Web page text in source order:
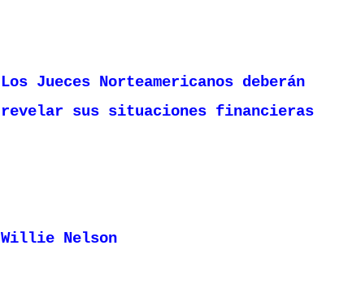
Los Jueces Norteamericanos deberán
revelar sus situaciones financieras
Willie Nelson